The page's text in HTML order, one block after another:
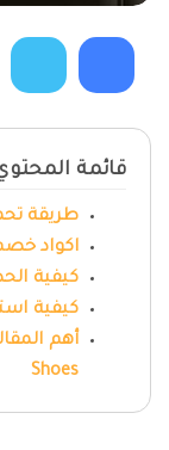
قائمة
طريقة
اكواد
كيفية
كيفية
Shoes